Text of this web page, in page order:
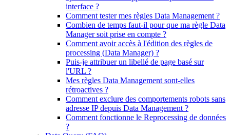
interface ?
Comment tester mes règles Data Management ?
Combien de temps faut-il pour que ma règle Data
Manager soit prise en compte ?
Comment avoir accès à l'édition des règles de
processing (Data Manager) ?
Puis-je attribuer un libellé de page basé sur
l'URL ?
Mes règles Data Management sont-elles
rétroactives ?
Comment exclure des comportements robots sans
adresse IP depuis Data Management ?
Comment fonctionne le Reprocessing de données
?